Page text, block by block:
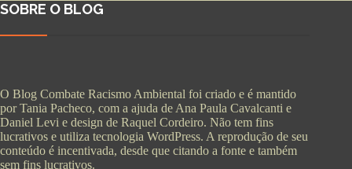
SOBRE O BLOG
O Blog Combate Racismo Ambiental foi criado e é mantido
por Tania Pacheco, com a ajuda de Ana Paula Cavalcanti e
Daniel Levi e design de Raquel Cordeiro. Não tem fins
lucrativos e utiliza tecnologia WordPress. A reprodução de seu
conteúdo é incentivada, desde que citando a fonte e também
sem fins lucrativos.